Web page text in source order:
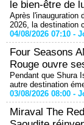
le bien-être de
Après l'inauguration
2026, la destination
04/08/2026 07:10 -
Four Seasons
Rouge ouvre
Pendant que Shura
autre destination
03/08/2026 08:00 -
Miraval The